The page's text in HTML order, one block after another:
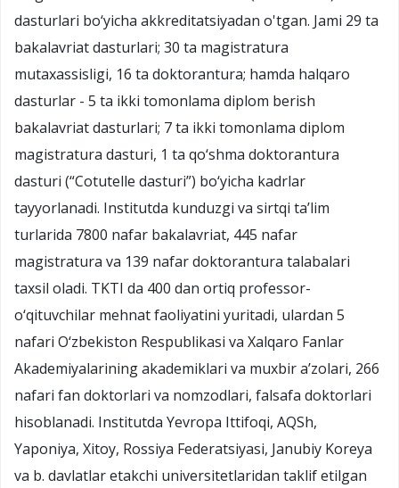
dasturlari bo‘yicha akkreditatsiyadan o'tgan. Jami 29 ta
bakalavriat dasturlari; 30 ta magistratura
mutaxassisligi, 16 ta doktorantura; hamda halqaro
dasturlar - 5 ta ikki tomonlama diplom berish
bakalavriat dasturlari; 7 ta ikki tomonlama diplom
magistratura dasturi, 1 ta qo‘shma doktorantura
dasturi (“Cotutelle dasturi”) bo‘yicha kadrlar
tayyorlanadi. Institutda kunduzgi va sirtqi ta’lim
turlarida 7800 nafar bakalavriat, 445 nafar
magistratura va 139 nafar doktorantura talabalari
taxsil oladi. TKTI da 400 dan ortiq professor-
o‘qituvchilar mehnat faoliyatini yuritadi, ulardan 5
nafari O‘zbekiston Respublikasi va Xalqaro Fanlar
Akademiyalarining akademiklari va muxbir a’zolari, 266
nafari fan doktorlari va nomzodlari, falsafa doktorlari
hisoblanadi. Institutda Yevropa Ittifoqi, AQSh,
Yaponiya, Xitoy, Rossiya Federatsiyasi, Janubiy Koreya
va b. davlatlar etakchi universitetlaridan taklif etilgan